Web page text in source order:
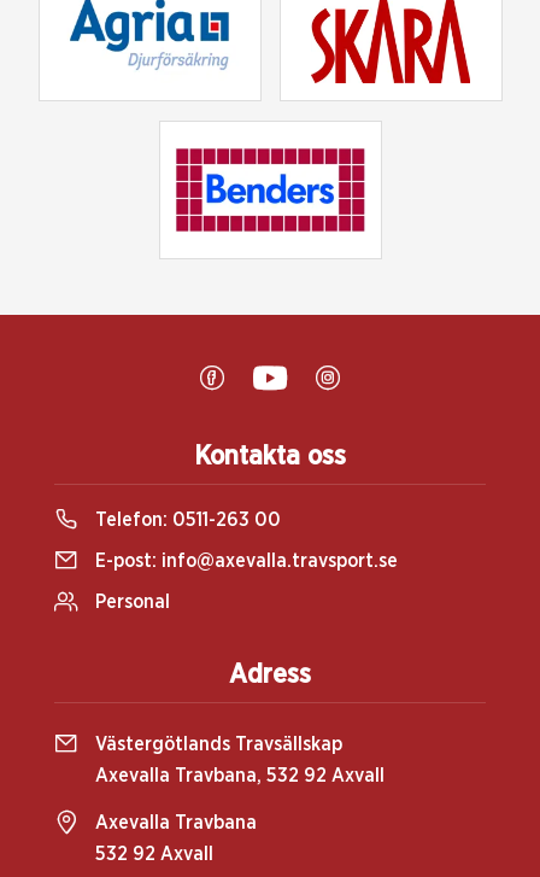
Kontakta oss
Telefon: 0511-263 00
E-post: info@axevalla.travsport.se
Personal
Adress
Västergötlands Travsällskap
Axevalla Travbana, 532 92 Axvall
Axevalla Travbana
532 92 Axvall